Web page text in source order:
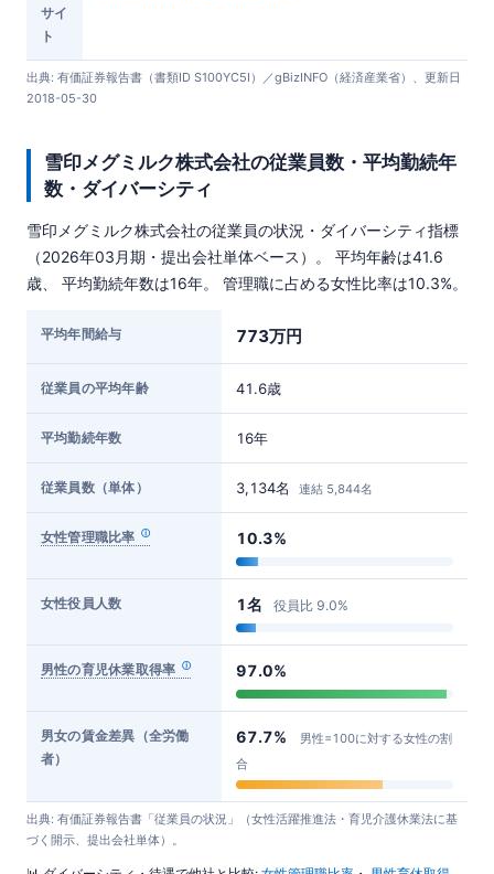
サイ
ト
出典: 有価証券報告書（書類ID S100YC5I）／gBizINFO（経済産業省）、更新日
2018-05-30
雪印メグミルク株式会社の従業員数・平均勤続年
数・ダイバーシティ
雪印メグミルク株式会社の従業員の状況・ダイバーシティ指標
（2026年03月期・提出会社単体ベース）。 平均年齢は41.6
歳、 平均勤続年数は16年。 管理職に占める女性比率は10.3%。
平均年間給与 773万円
従業員の平均年齢 41.6歳
平均勤続年数 16年
従業員数（単体） 3,134名 連結 5,844名
女性管理職比率 10.3%
女性役員人数 1名 役員比 9.0%
男性の育児休業取得率 97.0%
男女の賃金差異（全労働
者）
67.7%
男性=100に対する女性の割
合
出典: 有価証券報告書「従業員の状況」（女性活躍推進法・育児介護休業法に基
づく開示、提出会社単体）。